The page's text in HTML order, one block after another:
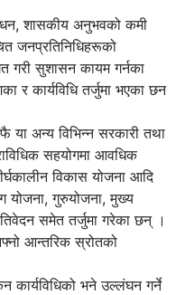
शासकीय अनुभवको कमी
जनप्रतिनिधिहरूको
गरी सुशासन कायम गर्नका
र कार्यविधि तर्जुमा भएका छन
या अन्य विभिन्न सरकारी तथा
सहयोगमा आवधिक
विकास योजना आदि
योजना, गुरुयोजना, मुख्य
समेत तर्जुमा गरेका छन् ।
आन्तरिक स्रोतको
कार्यविधिको भने उल्लंघन गर्ने